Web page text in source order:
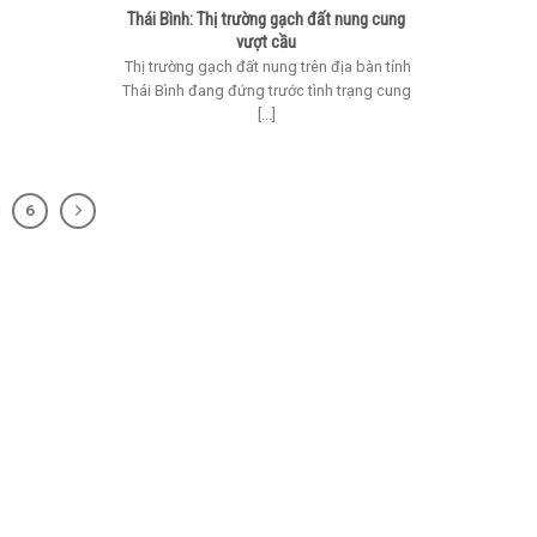
Thái Bình: Thị trường gạch đất nung cung
vượt cầu
Thị trường gạch đất nung trên địa bàn tỉnh
Thái Bình đang đứng trước tình trạng cung
[...]
6